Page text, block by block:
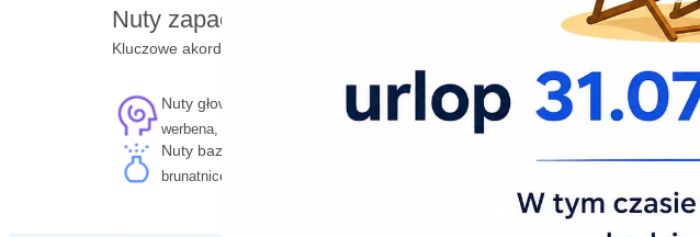
Nuty zapachowe
Kluczowe akordy tworzące unikalny aromat
Nuty głowy
werbena, bazylia
Nuty serca
jaśmin, piwonia, wiciokrzew
Nuty bazy
brunatnice, wetiweria, ambra